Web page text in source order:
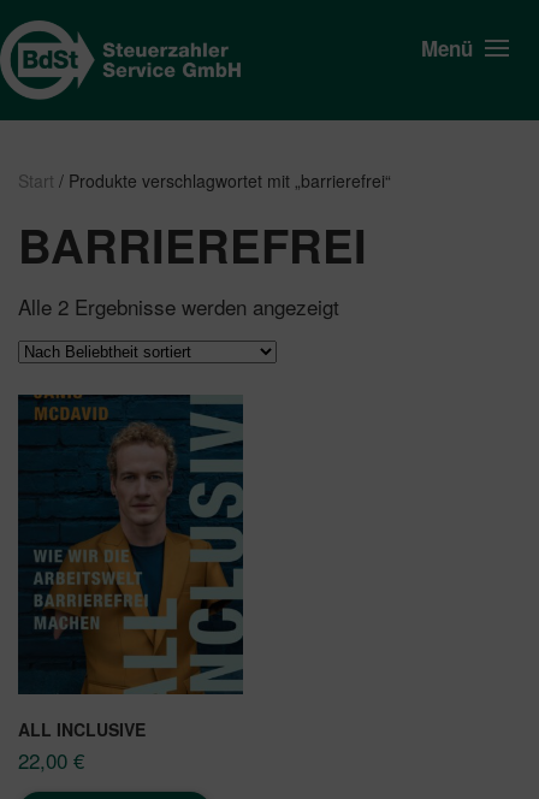
Menü
Start / Produkte verschlagwortet mit „barrierefrei“
BARRIEREFREI
Alle 2 Ergebnisse werden angezeigt
ALL INCLUSIVE
22,00 €